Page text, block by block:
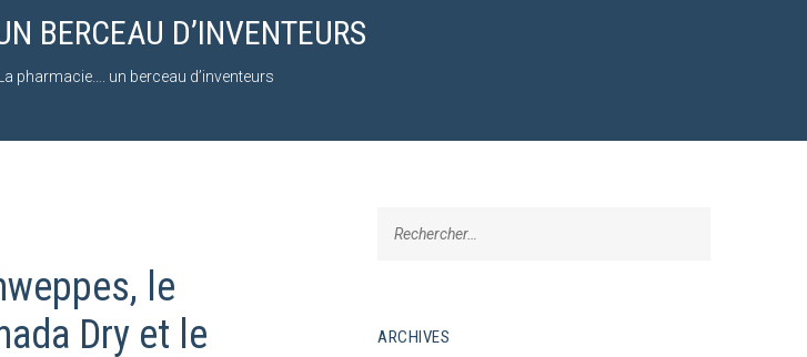
BERCEAU D’INVENTEURS
La pharmacie…. un berceau d’inventeurs
le
Dry et le
ARCHIVES